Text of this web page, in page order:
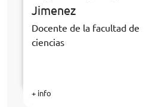
Jimenez
Docente de la facultad de
ciencias
+ info